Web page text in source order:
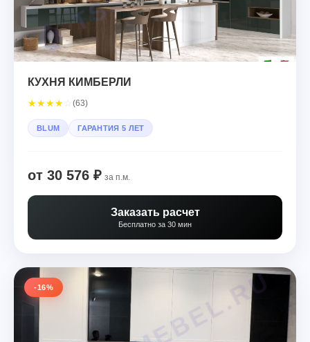
КУХНЯ КИМБЕРЛИ
★★★★ (63)
BLUM ГАРАНТИЯ 5 ЛЕТ
от 30 576 ₽ за п.м.
Заказать расчет
Бесплатно за 30 мин
-16%